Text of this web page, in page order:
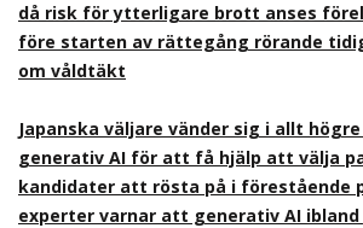
då risk för ytterligare brott anses
före starten av rättegång rörande
om våldtäkt
Japanska väljare vänder sig i allt
generativ AI för att få hjälp att välja
kandidater att rösta på i förestående
experter varnar att generativ AI